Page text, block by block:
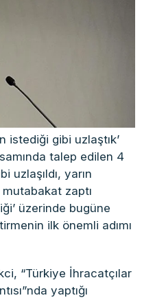
istediği gibi uzlaştık’
talep edilen 4
uzlaşıldı, yarın
zaptı
üzerinde bugüne
ilk önemli adımı
“Türkiye İhracatçılar
yaptığı